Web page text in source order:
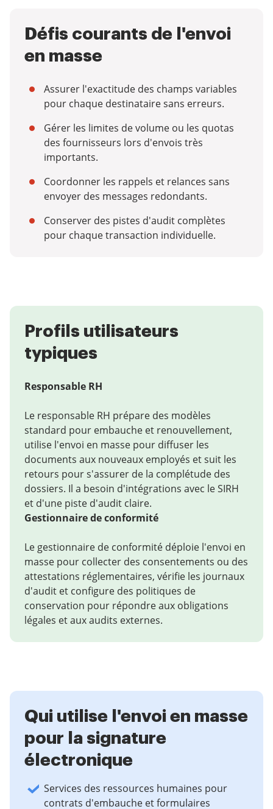
Défis courants de l'envoi
en masse
Assurer l'exactitude des champs variables
pour chaque destinataire sans erreurs.
Gérer les limites de volume ou les quotas
des fournisseurs lors d'envois très
importants.
Coordonner les rappels et relances sans
envoyer des messages redondants.
Conserver des pistes d'audit complètes
pour chaque transaction individuelle.
Profils utilisateurs
typiques
Responsable RH
Le responsable RH prépare des modèles
standard pour embauche et renouvellement,
utilise l'envoi en masse pour diffuser les
documents aux nouveaux employés et suit les
retours pour s'assurer de la complétude des
dossiers. Il a besoin d'intégrations avec le SIRH
et d'une piste d'audit claire.
Gestionnaire de conformité
Le gestionnaire de conformité déploie l'envoi en
masse pour collecter des consentements ou des
attestations réglementaires, vérifie les journaux
d'audit et configure des politiques de
conservation pour répondre aux obligations
légales et aux audits externes.
Qui utilise l'envoi en masse
pour la signature
électronique
Services des ressources humaines pour
contrats d'embauche et formulaires